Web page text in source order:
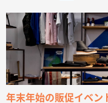
年末年始の販促イベン